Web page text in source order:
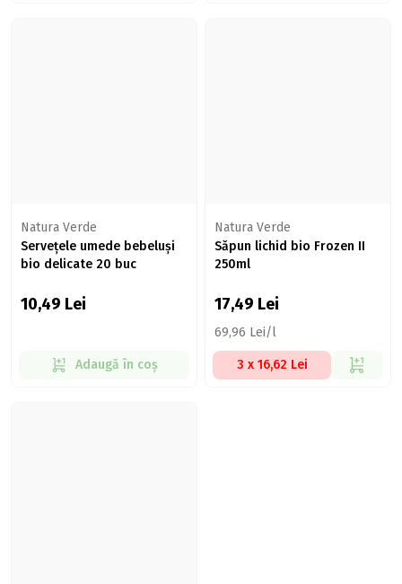
Natura Verde
Servețele umede bebeluși
bio delicate 20 buc
10,49 Lei
Adaugă în coș
Natura Verde
Săpun lichid bio Frozen II
250ml
17,49 Lei
69,96 Lei/l
3 x 16,62 Lei